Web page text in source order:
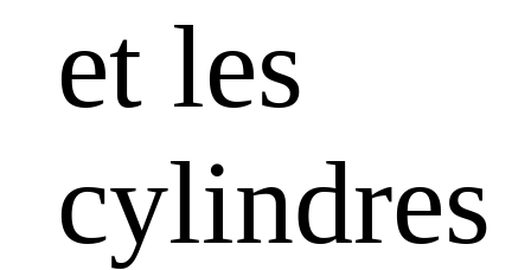
et les
cylindres